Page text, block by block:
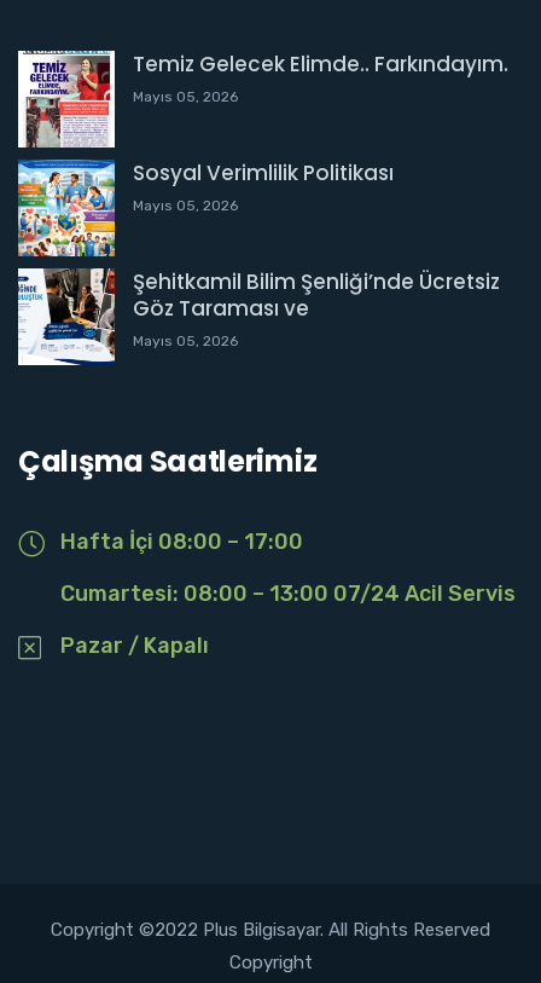
Temiz Gelecek Elimde.. Farkındayım.
Mayıs 05, 2026
Sosyal Verimlilik Politikası
Mayıs 05, 2026
Şehitkamil Bilim Şenliği’nde Ücretsiz
Göz Taraması ve
Mayıs 05, 2026
Çalışma Saatlerimiz
Hafta İçi 08:00 – 17:00
Cumartesi: 08:00 – 13:00 07/24 Acil Servis
Pazar / Kapalı
Copyright ©2022 Plus Bilgisayar. All Rights Reserved
Copyright